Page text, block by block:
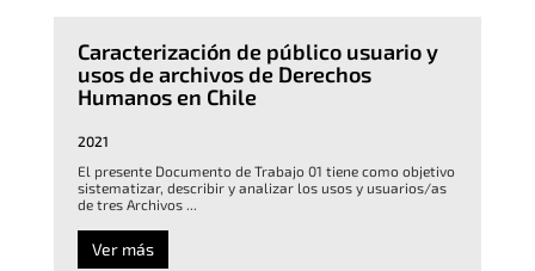
Caracterización de público usuario y
usos de archivos de Derechos
Humanos en Chile
2021
El presente Documento de Trabajo 01 tiene como objetivo
sistematizar, describir y analizar los usos y usuarios/as
de tres Archivos ...
Ver más